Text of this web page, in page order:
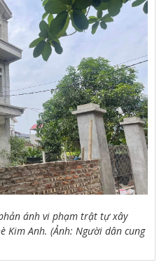
ánh vi phạm trật tự xây
Kim Anh. (Ảnh: Người dân cung